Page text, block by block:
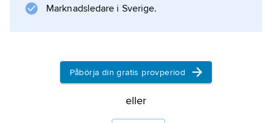
Marknadsledare i Sverige.
Påbörja din gratis provperiod
eller